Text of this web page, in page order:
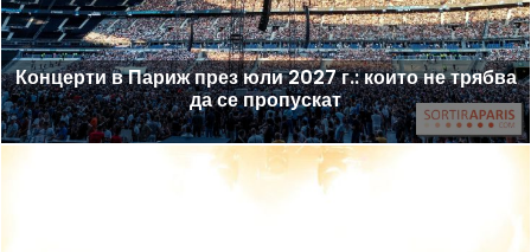
Концерти в Париж през юли 2027 г.: които не трябва
да се пропускат